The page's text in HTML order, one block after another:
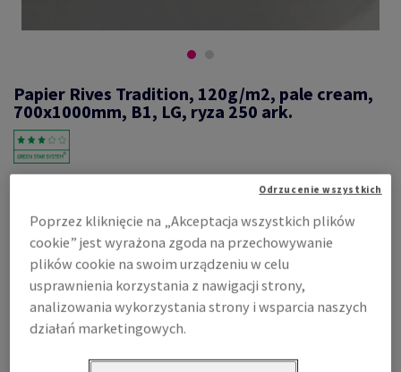
Papier Rives Tradition, 120g/m2, pale cream,
700x1000mm, B1, LG, ryza 250 ark.
Rives Tradition, pale cream, 120g/m2, 2-sides feltmarked,
bezdrzewny ECF, 172mikron, 700mm x 1000mm, B1, LG, ryza 250 ark.,
FSC Mix Credit
Zobacz dane techniczne
Cena z uwzględnieniem VAT
4 217,09 zł
Poprzez kliknięcie na „Akceptacja wszystkich plików
cookie” jest wyrażona zgoda na przechowywanie
plików cookie na swoim urządzeniu w celu
usprawnienia korzystania z nawigacji strony,
analizowania wykorzystania strony i wsparcia naszych
działań marketingowych.
Odrzucenie wszystkich